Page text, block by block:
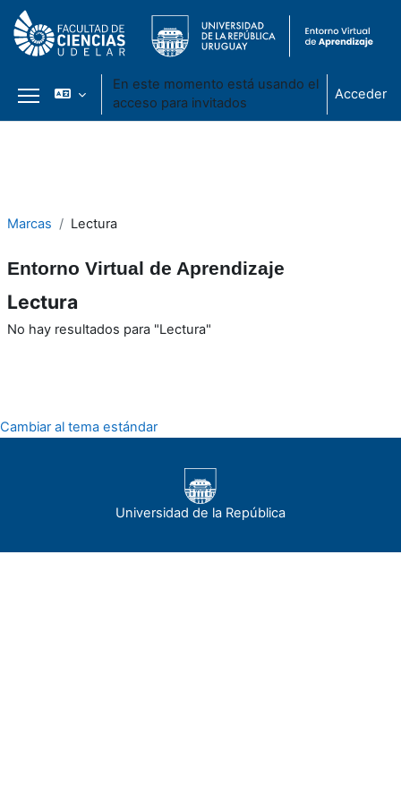
Panel lateral
En este momento está usando el
acceso para invitados
Acceder
Marcas Lectura
Entorno Virtual de Aprendizaje
Lectura
No hay resultados para "Lectura"
Cambiar al tema estándar
Universidad de la República